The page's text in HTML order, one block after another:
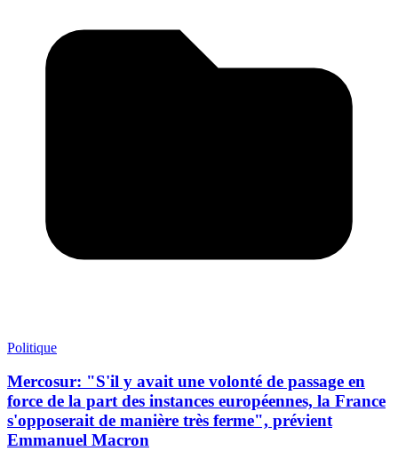
Politique
Mercosur: "S'il y avait une volonté de passage en
force de la part des instances européennes, la France
s'opposerait de manière très ferme", prévient
Emmanuel Macron